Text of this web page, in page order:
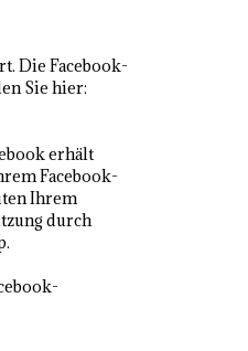
Die Facebook-
Sie hier:
erhält
Facebook-
Ihrem
durch